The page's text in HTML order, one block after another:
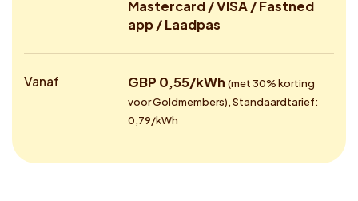
Mastercard / VISA / Fastned
app / Laadpas
Vanaf GBP 0,55/kWh (met 30% korting
voor Goldmembers), Standaardtarief:
0,79/kWh